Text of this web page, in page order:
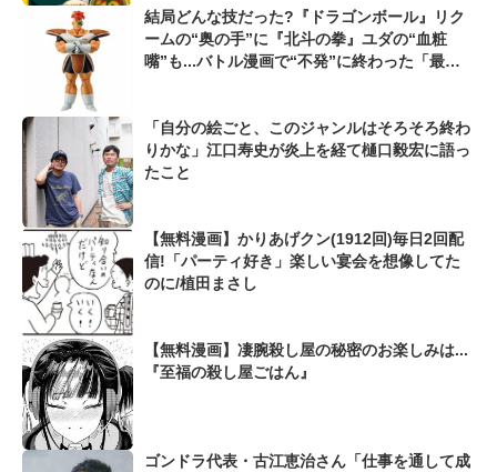
結局どんな技だった?『ドラゴンボール』リク
ームの“奥の手”に『北斗の拳』ユダの“血粧
嘴”も...バトル漫画で“不発”に終わった「最強
「自分の絵ごと、このジャンルはそろそろ終わ
りかな」江口寿史が炎上を経て樋口毅宏に語っ
たこと
【無料漫画】かりあげクン(1912回)毎日2回配
信!「パーティ好き」楽しい宴会を想像してた
のに/植田まさし
【無料漫画】凄腕殺し屋の秘密のお楽しみは...
『至福の殺し屋ごはん』
ゴンドラ代表・古江恵治さん「仕事を通して成